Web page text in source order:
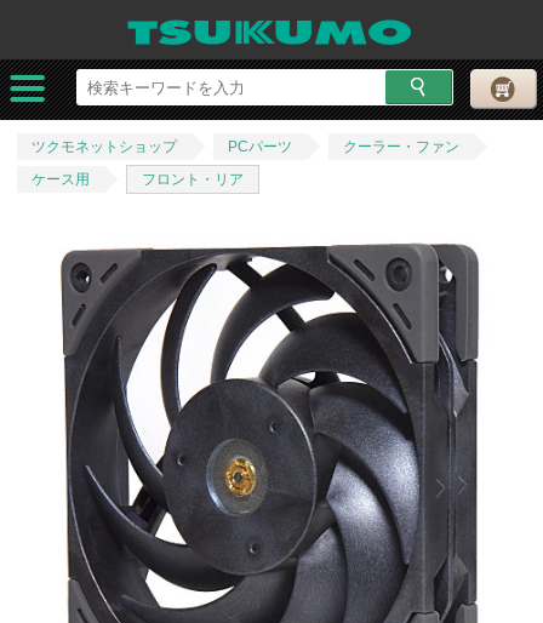
ツクモネットショップ PCパーツ
クーラー・ファン
ケース用
フロント・リア